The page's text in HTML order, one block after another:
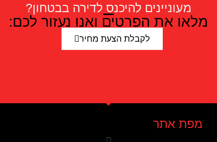
מעוניינים להיכנס לדירה בבטחון?
מלאו את הפרטים ואנו נעזור לכם:
לקבלת הצעת מחיר
מפת אתר